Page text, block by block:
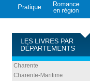
Pratique
Romance
en région
LES LIVRES PAR
DÉPARTEMENTS
Charente
Charente-Maritime